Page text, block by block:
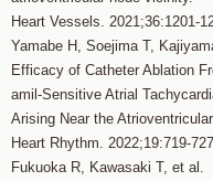
Heart Vessels. 2021;36:1201-
Yamabe H, Soejima T,
Efficacy of Catheter Ablation
amil-Sensitive Atrial
Arising Near the
Heart Rhythm. 2022;19:719-727
Fukuoka R, Kawasaki T, et al.